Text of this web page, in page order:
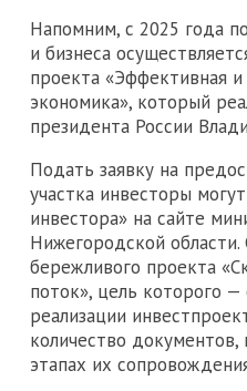
Напомним, с 2025 года
и бизнеса
проекта «Эффективная и
экономика», который
президента России
Подать заявку на
участка инвесторы
инвестора» на сайте
Нижегородской
бережливого проекта
поток», цель которого
реализации
количество
этапах их